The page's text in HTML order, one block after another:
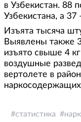
в Узбекистан. 88
Узбекистана, а
Изъята тысяча
Выявлены также
изъято свыше 4
воздушные
вертолете в
статистика